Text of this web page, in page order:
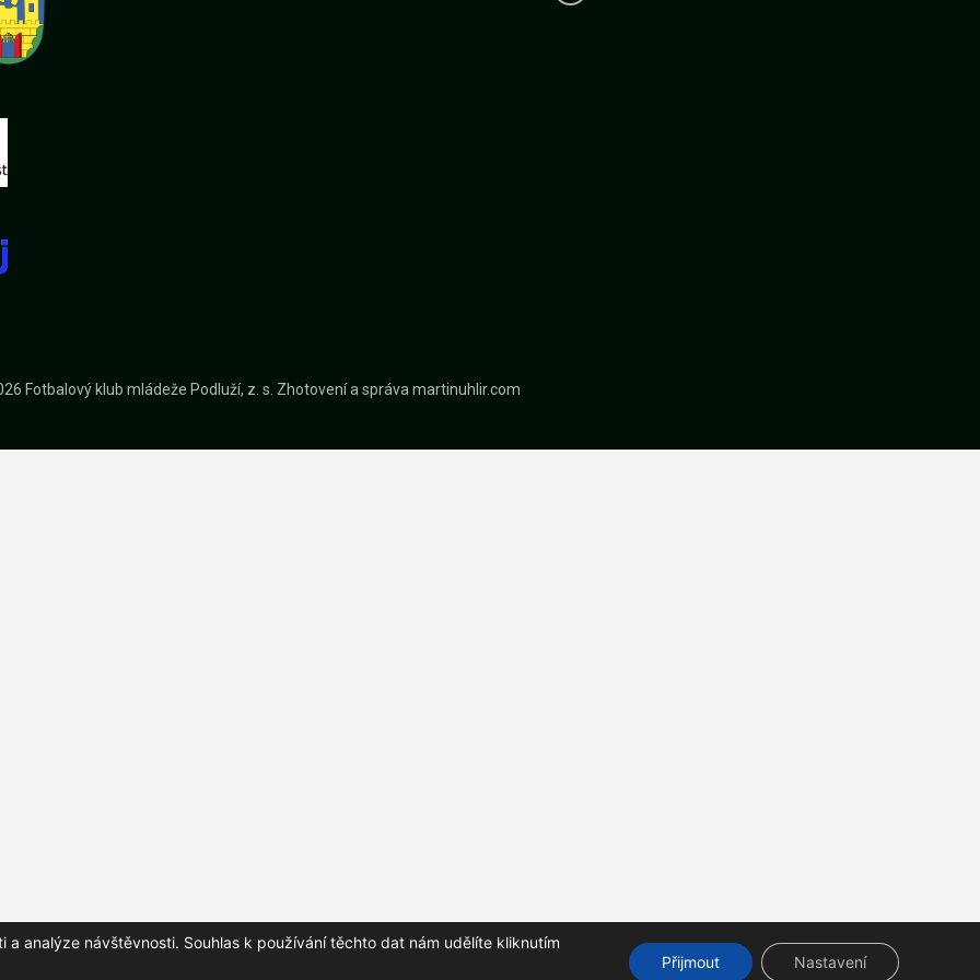
Fotbalový klub mládeže Podluží, z. s. Zhotovení a správa martinuhlir.com
analýze návštěvnosti. Souhlas k používání těchto dat nám udělíte kliknutím
Přijmout
Nastavení